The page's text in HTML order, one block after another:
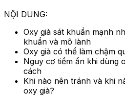
NỘI DUNG:
Oxy già sát khuẩn mạnh
khuẩn và mô lành
Oxy già có thể làm chậm
Nguy cơ tiềm ẩn khi dùng
cách
Khi nào nên tránh và khi
oxy già?